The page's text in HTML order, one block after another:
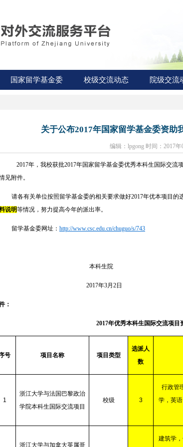
国家留学基金委 校级交流动态 院级交流
关于公布2017年国家留学基金委资助
编辑：lpgong 时间：2017
2017年，我校获批2017年国家留学基金委优秀本科生国际交流
见附件。
请各有关单位按照留学基金委的相关要求做好2017年优本项目
说明等情况，努力提高今年的派出率。
留学基金委网址： http://www.csc.edu.cn/chuguo/s/743
本科生院
2017年3月2日
：
2017年优秀本科生国际交流项目
号 项目名称 项目类型
选派人
数
1
浙江大学与法国巴黎政治
学院本科生国际交流项目
校级 3
行政管
学，英
浙江大学与加拿大英属哥
建筑学